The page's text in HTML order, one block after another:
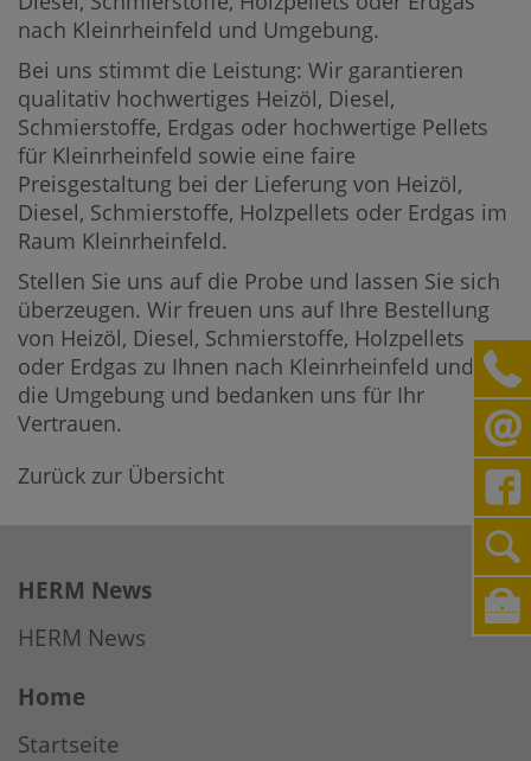
nach Kleinrheinfeld und Umgebung.
Bei uns stimmt die Leistung: Wir garantieren
qualitativ hochwertiges Heizöl, Diesel,
Schmierstoffe, Erdgas oder hochwertige Pellets
für Kleinrheinfeld sowie eine faire
Preisgestaltung bei der Lieferung von Heizöl,
Diesel, Schmierstoffe, Holzpellets oder Erdgas im
Raum Kleinrheinfeld.
Stellen Sie uns auf die Probe und lassen Sie sich
überzeugen. Wir freuen uns auf Ihre Bestellung
von Heizöl, Diesel, Schmierstoffe, Holzpellets
oder Erdgas zu Ihnen nach Kleinrheinfeld und in
die Umgebung und bedanken uns für Ihr
Vertrauen.
Zurück zur Übersicht
HERM News
HERM News
Home
Startseite